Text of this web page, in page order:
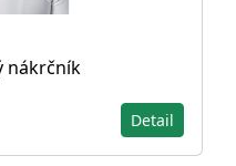
nákrčník
Detail